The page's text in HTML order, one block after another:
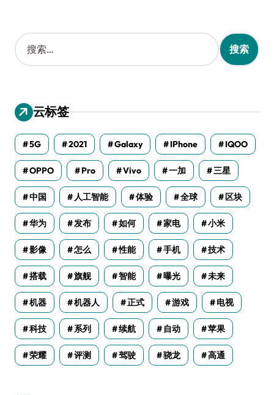
搜
索
：
云标签
5G 2021 Galaxy IPhone IQOO
OPPO Pro Vivo 一加 三星
中国 人工智能 体验 全球 区块
华为 发布 如何 家电 小米
影像 怎么 性能 手机 技术
搭载 旗舰 智能 曝光 未来
机器 机器人 正式 游戏 电视
科技 系列 续航 自动 苹果
荣耀 评测 驾驶 骁龙 高通